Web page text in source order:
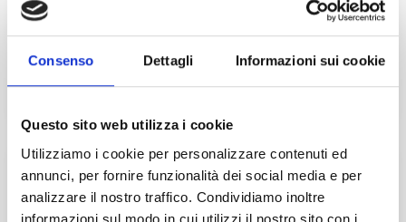
Consenso Dettagli Informazioni sui cookie
Questo sito web utilizza i cookie
Utilizziamo i cookie per personalizzare contenuti ed
annunci, per fornire funzionalità dei social media e per
analizzare il nostro traffico. Condividiamo inoltre
informazioni sul modo in cui utilizzi il nostro sito con i
COLLEGI SINDACALI: IL VALORE DELLA
VERBALIZZAZIONE
3 Dic 2026
ANTIRICICLAGGIO: ADEMPIMENTI IN
PRATICA